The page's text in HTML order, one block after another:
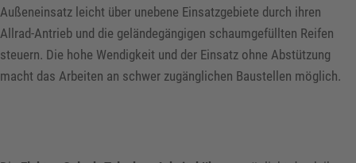
Außeneinsatz leicht über unebene Einsatzgebiete durch ihren
Allrad-Antrieb und die geländegängigen schaumgefüllten Reifen
steuern. Die hohe Wendigkeit und der Einsatz ohne Abstützung
macht das Arbeiten an schwer zugänglichen Baustellen möglich.